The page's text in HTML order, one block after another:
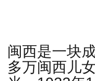
闽西是一块
多万闽西儿